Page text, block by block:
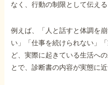
なく、行動の制限として伝える
例えば、「人と話すと体調を
い」「仕事を続けられない」
ど、実際に起きている生活へ
とで、診断書の内容が実態に近